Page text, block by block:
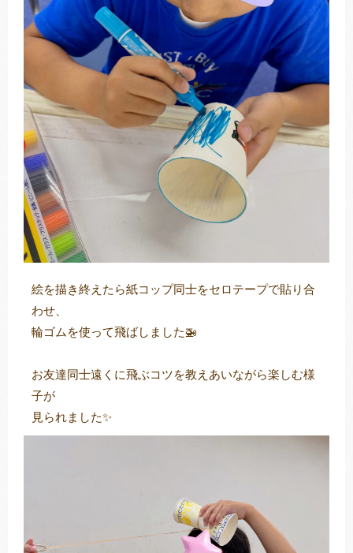
絵を描き終えたら紙コップ同士をセロテープで貼り合
わせ、
輪ゴムを使って飛ばしました🚁
お友達同士遠くに飛ぶコツを教えあいながら楽しむ様
子が
見られました✨